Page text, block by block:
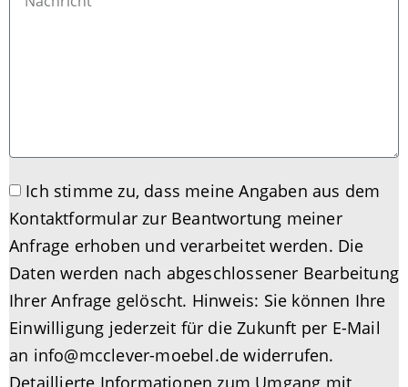
Ich stimme zu, dass meine Angaben aus dem
Kontaktformular zur Beantwortung meiner
Anfrage erhoben und verarbeitet werden. Die
Daten werden nach abgeschlossener Bearbeitung
Ihrer Anfrage gelöscht. Hinweis: Sie können Ihre
Einwilligung jederzeit für die Zukunft per E-Mail
an info@mcclever-moebel.de widerrufen.